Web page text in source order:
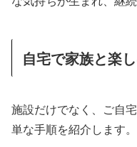
自宅で家族と楽
施設だけでなく、ご自
単な手順を紹介します。